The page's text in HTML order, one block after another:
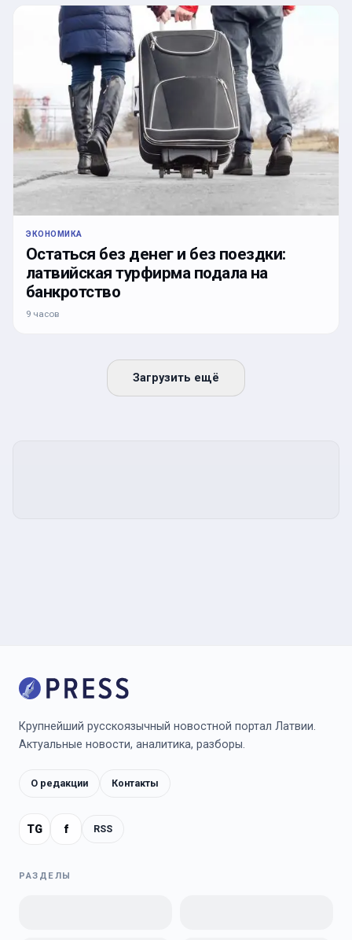
ЭКОНОМИКА
Остаться без денег и без поездки:
латвийская турфирма подала на
банкротство
9 часов
Загрузить ещё
Крупнейший русскоязычный новостной портал Латвии.
Актуальные новости, аналитика, разборы.
О редакции Контакты
TG f RSS
РАЗДЕЛЫ